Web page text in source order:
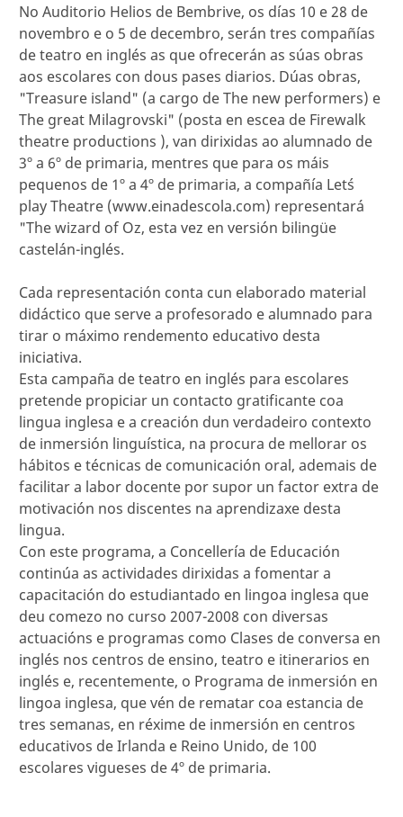
No Auditorio Helios de Bembrive, os días 10 e 28 de
novembro e o 5 de decembro, serán tres compañías
de teatro en inglés as que ofrecerán as súas obras
aos escolares con dous pases diarios. Dúas obras,
"Treasure island" (a cargo de The new performers) e
The great Milagrovski" (posta en escea de Firewalk
theatre productions ), van dirixidas ao alumnado de
3º a 6º de primaria, mentres que para os máis
pequenos de 1º a 4º de primaria, a compañía Let´s
play Theatre (www.einadescola.com) representará
"The wizard of Oz, esta vez en versión bilingüe
castelán-inglés.
Cada representación conta cun elaborado material
didáctico que serve a profesorado e alumnado para
tirar o máximo rendemento educativo desta
iniciativa.
Esta campaña de teatro en inglés para escolares
pretende propiciar un contacto gratificante coa
lingua inglesa e a creación dun verdadeiro contexto
de inmersión linguística, na procura de mellorar os
hábitos e técnicas de comunicación oral, ademais de
facilitar a labor docente por supor un factor extra de
motivación nos discentes na aprendizaxe desta
lingua.
Con este programa, a Concellería de Educación
continúa as actividades dirixidas a fomentar a
capacitación do estudiantado en lingoa inglesa que
deu comezo no curso 2007-2008 con diversas
actuacións e programas como Clases de conversa en
inglés nos centros de ensino, teatro e itinerarios en
inglés e, recentemente, o Programa de inmersión en
lingoa inglesa, que vén de rematar coa estancia de
tres semanas, en réxime de inmersión en centros
educativos de Irlanda e Reino Unido, de 100
escolares vigueses de 4º de primaria.